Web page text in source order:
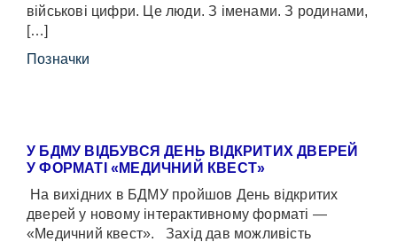
військові цифри. Це люди. З іменами. З родинами,
[…]
Позначки
У БДМУ ВІДБУВСЯ ДЕНЬ ВІДКРИТИХ ДВЕРЕЙ
У ФОРМАТІ «МЕДИЧНИЙ КВЕСТ»
На вихідних в БДМУ пройшов День відкритих
дверей у новому інтерактивному форматі —
«Медичний квест». Захід дав можливість